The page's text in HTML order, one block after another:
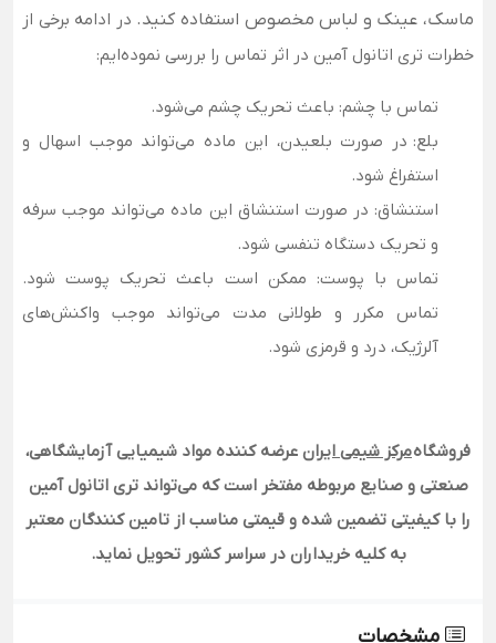
ماسک، عینک و لباس مخصوص استفاده کنید. در ادامه برخی از
خطرات تری اتانول آمین در اثر تماس را بررسی نموده‌ایم:
تماس با چشم: باعث تحریک چشم می‌شود.
بلع: در صورت بلعیدن، این ماده می‌تواند موجب اسهال و
استفراغ شود.
استنشاق: در صورت استنشاق این ماده می‌تواند موجب سرفه
و تحریک دستگاه تنفسی شود.
تماس با پوست: ممکن است باعث تحریک پوست شود.
تماس مکرر و طولانی مدت می‌تواند موجب واکنش‌های
آلرژیک، درد و قرمزی شود.
فروشگاهمرکز شیمی ایران عرضه کننده مواد شیمیایی آزمایشگاهی،
صنعتی و صنایع مربوطه مفتخر است که می‌تواند تری اتانول آمین
را با کیفیتی تضمین شده و قیمتی مناسب از تامین کنندگان معتبر
به کلیه خریداران در سراسر کشور تحویل نماید.
مشخصات